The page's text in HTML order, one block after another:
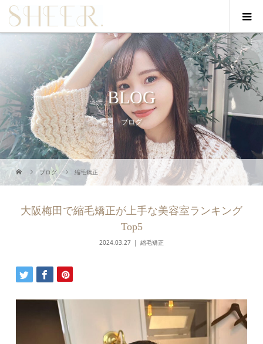
BLOG
ブログ
ブログ 縮毛矯正
大阪梅田で縮毛矯正が上手な美容室ランキング
Top5
2024.03.27 縮毛矯正